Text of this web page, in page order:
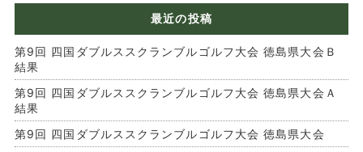
最近の投稿
第9回 四国ダブルススクランブルゴルフ大会 徳島県大会Ｂ
結果
第9回 四国ダブルススクランブルゴルフ大会 徳島県大会Ａ
結果
第9回 四国ダブルススクランブルゴルフ大会 徳島県大会